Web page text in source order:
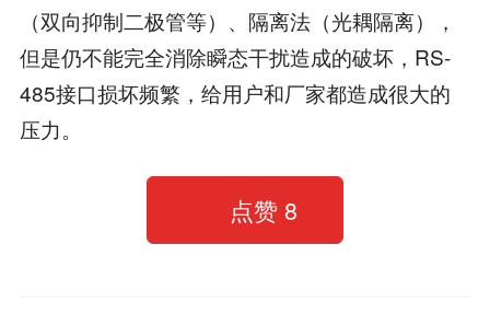
（双向抑制二极管等）、隔离法（光耦隔离），
但是仍不能完全消除瞬态干扰造成的破坏，RS-
485接口损坏频繁，给用户和厂家都造成很大的
压力。
点赞 8